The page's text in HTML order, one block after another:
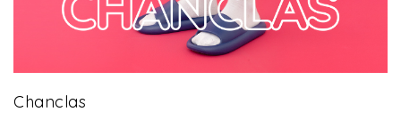
Chanclas